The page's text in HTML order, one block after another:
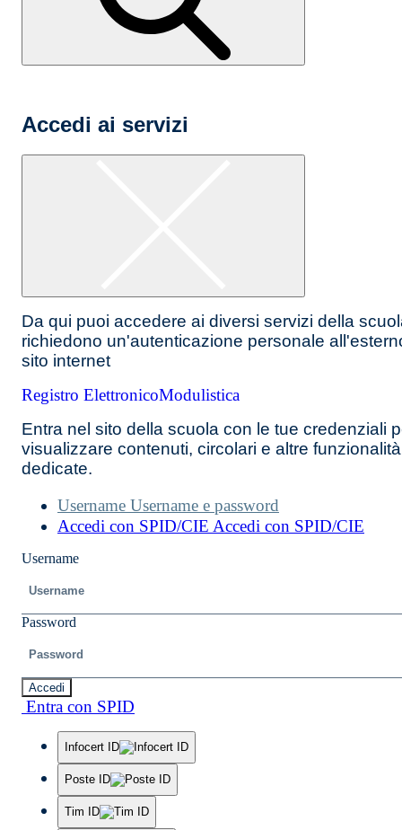
Accedi ai servizi
Da qui puoi accedere ai diversi servizi della
richiedono un'autenticazione personale
sito internet
Registro ElettronicoModulistica
Entra nel sito della scuola con le tue credenziali
visualizzare contenuti, circolari e altre
dedicate.
Username Username e password
Accedi con SPID/CIE Accedi con SPID/CIE
Username
Password
Accedi
Entra con SPID
Infocert ID
Poste ID
Tim ID